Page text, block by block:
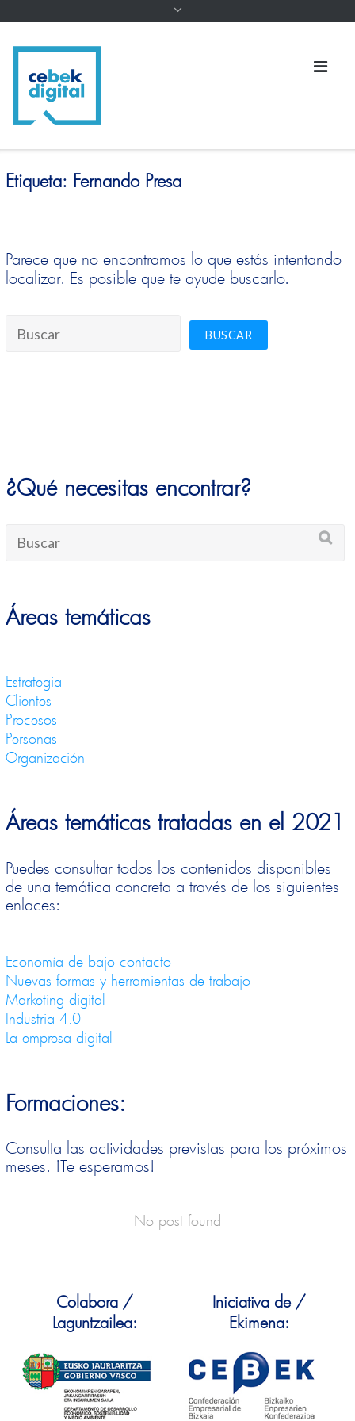
Etiqueta: Fernando Presa
Parece que no encontramos lo que estás intentando
localizar. Es posible que te ayude buscarlo.
¿Qué necesitas encontrar?
Áreas temáticas
Estrategia
Clientes
Procesos
Personas
Organización
Áreas temáticas tratadas en el 2021
Puedes consultar todos los contenidos disponibles
de una temática concreta a través de los siguientes
enlaces:
Economía de bajo contacto
Nuevas formas y herramientas de trabajo
Marketing digital
Industria 4.0
La empresa digital
Formaciones:
Consulta las actividades previstas para los próximos
meses. ¡Te esperamos!
No post found
Colabora /
Laguntzailea:
Iniciativa de /
Ekimena: